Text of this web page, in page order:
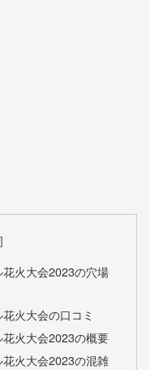
火大会2023の穴場
火大会の口コミ
火大会2023の概要
火大会2023の混雑